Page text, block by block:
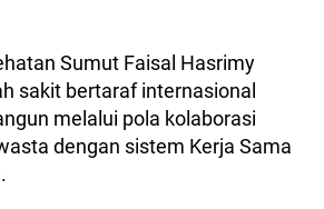
Sumut Faisal Hasrimy
sakit bertaraf internasional
melalui pola kolaborasi
dengan sistem Kerja Sama